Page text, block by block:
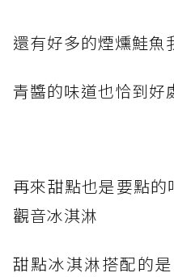
還有好多的煙燻鮭魚
青醬的味道也恰到好
再來甜點也是要點
觀音冰淇淋
甜點冰淇淋搭配的